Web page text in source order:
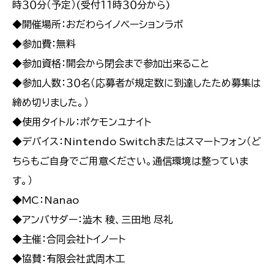
時３０分（予定）(受付１１時３０分から)
◆開催場所：おだわらイノベーションラボ
◆参加費：無料
◆参加資格：開会から閉会まで参加出来ること
◆参加人数：３０名（応募者が規定数に到達したため募集は
締め切りました。）
◆使用タイトル：ポケモンユナイト
◆デバイス：Nintendo Switchまたはスマートフォン（ど
ちらもご自身でご用意ください。通信環境は整っていま
す。）
◆MC：Nanao
◆アンバサダー：澁木 稜、三田地 尽礼
◆主催：合同会社トイノート
◆協賛：有限会社武周木工